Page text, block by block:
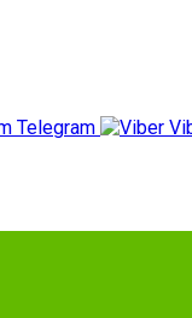
Telegram